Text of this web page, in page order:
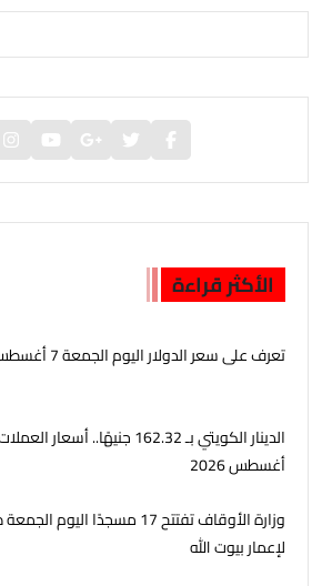
الأكثر قراءة
تعرف على سعر الدولار اليوم الجمعة 7 أغسطس 2026
أغسطس 2026
وزارة الأوقاف تفتتح 17 مسجدًا
لإعمار بيوت الله